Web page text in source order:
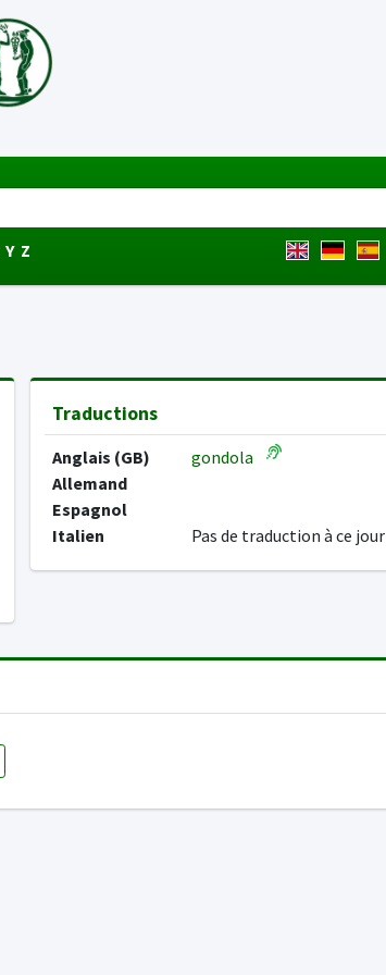
Y Z
Traductions
Anglais (GB)
gondola
Allemand
Espagnol
Italien
Pas de traduction à ce jour